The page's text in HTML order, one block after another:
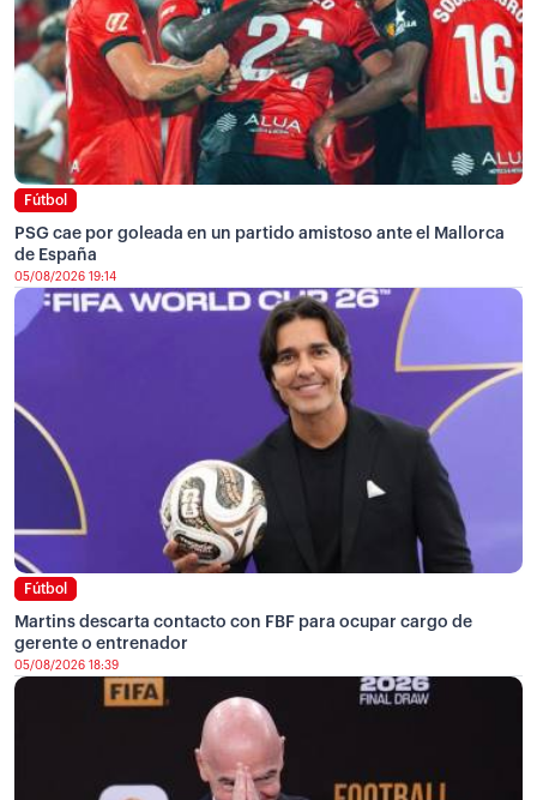
Fútbol
PSG cae por goleada en un partido amistoso ante el Mallorca
de España
05/08/2026 19:14
Fútbol
Martins descarta contacto con FBF para ocupar cargo de
gerente o entrenador
05/08/2026 18:39